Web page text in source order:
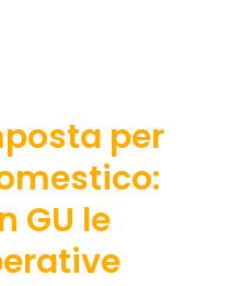
per
GU le